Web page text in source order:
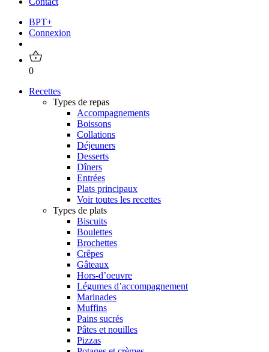
BPT+
Connexion
0
Recettes
Types de repas
Accompagnements
Boissons
Collations
Déjeuners
Desserts
Dîners
Entrées
Plats principaux
Voir toutes les recettes
Types de plats
Biscuits
Boulettes
Brochettes
Crêpes
Gâteaux
Hors-d’oeuvre
Légumes d’accompagnement
Marinades
Muffins
Pains sucrés
Pâtes et nouilles
Pizzas